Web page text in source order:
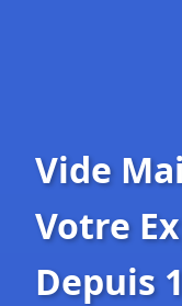
Vide
Votre
Depuis